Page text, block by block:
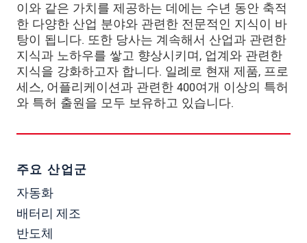
이와 같은 가치를 제공하는 데에는 수년 동안 축적
한 다양한 산업 분야와 관련한 전문적인 지식이 바
탕이 됩니다. 또한 당사는 계속해서 산업과 관련한
지식과 노하우를 쌓고 향상시키며, 업계와 관련한
지식을 강화하고자 합니다. 일례로 현재 제품, 프로
세스, 어플리케이션과 관련한 400여개 이상의 특허
와 특허 출원을 모두 보유하고 있습니다.
주요 산업군
자동화
배터리 제조
반도체